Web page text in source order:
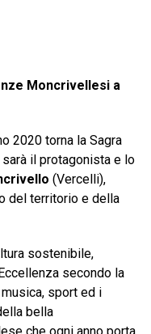
Moncrivellesi a
2020 torna la Sagra
il protagonista e lo
(Vercelli),
del territorio e della
sostenibile,
secondo la
sport ed i
bella